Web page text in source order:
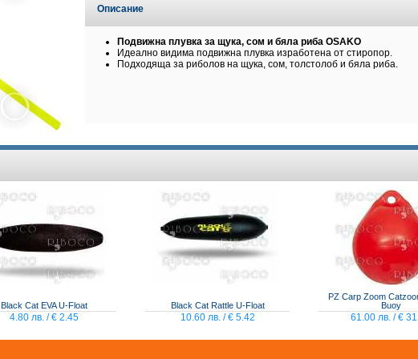
Описание
Подвижна плувка за щука, сом и бяла риба OSAKO
Идеално видима подвижна плувка изработена от стиропор.
Подходяща за риболов на щука, сом, толстолоб и бяла риба.
Black Cat EVA U-Float
4.80 лв. / € 2.45
Black Cat Rattle U-Float
10.60 лв. / € 5.42
PZ Carp Zoom
Buoy
61.00 лв. / €